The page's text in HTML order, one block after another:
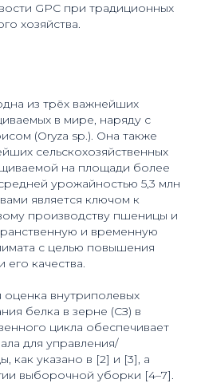
GPC при традиционных
хозяйства.
из трёх важнейших
в мире, наряду с
(Oryza sp.). Она также
сельскохозяйственных
на площади более
средней урожайностью 5,3 млн
является ключом к
производству пшеницы и
и временную
с целью повышения
его качества.
внутриполевых
белка в зерне (СЗ) в
цикла обеспечивает
для управления/
как указано в [2] и [3], а
выборочной уборки [4–7].